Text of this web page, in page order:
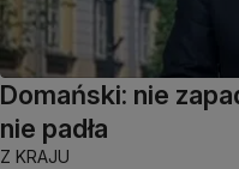
Domański: nie
nie padła
Z KRAJU